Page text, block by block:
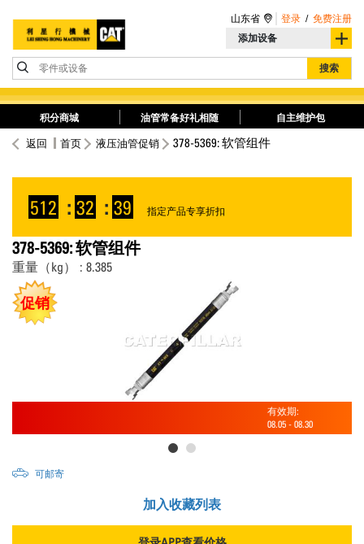
添加设备
零件或设备 搜索
山东省 登录 / 免费注册
积分商城 油管常备好礼相随 自主维护包
返回 首页 液压油管促销 378-5369: 软管组件
512 : 32 : 39 指定产品专享折扣
378-5369: 软管组件
重量（kg） : 8.385
促销
有效期:
08.05 - 08.30
可邮寄
加入收藏列表